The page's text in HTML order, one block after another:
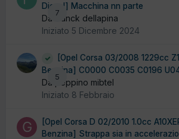
7
Diesel] Macchina nn parte
Da franck dellapina
Iniziato 5 Dicembre 2024
5
[Opel Corsa 03/2008 1229cc
Benzina] C0000 C0035 C0196
Da peppino mibtel
Iniziato 8 Febbraio
[Opel Corsa D 02/2010 1.0cc
Benzina] Strappa sia in